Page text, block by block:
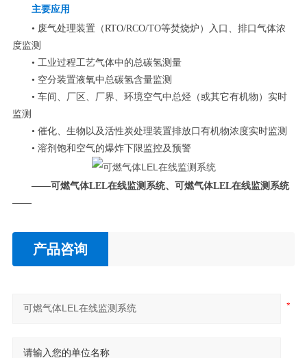
主要应用
• 废气处理装置（RTO/RCO/TO等焚烧炉）入口、排口气体浓
度监测
• 工业过程工艺气体中的总碳氢测量
• 空分装置液氧中总碳氢含量监测
• 车间、厂区、厂界、环境空气中总烃（或其它有机物）实时
监测
• 催化、生物以及活性炭处理装置排放口有机物浓度实时监测
• 溶剂饱和空气的爆炸下限监控及预警
——可燃气体LEL在线监测系统、 可燃气体LEL在线监测系统
——
产品咨询